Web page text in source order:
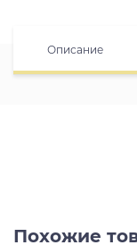
Описание
Похожие